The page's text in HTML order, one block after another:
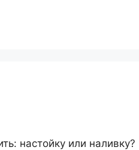
настойку или наливку?